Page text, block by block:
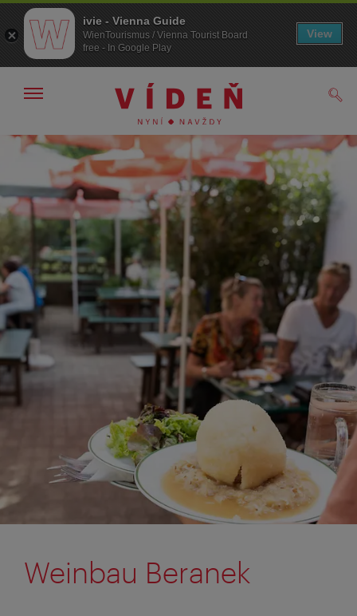
Přejít
procházení
Přejít
k obsahu
Zobrazit/skrýt
Weinbau Beranek
ivie - Vienna Guide
WienTourismus / Vienna Tourist Board
free - In Google Play
View